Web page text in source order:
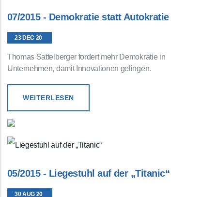
07/2015 - Demokratie statt Autokratie
23 DEC 20
Thomas Sattelberger fordert mehr Demokratie in
Unternehmen, damit Innovationen gelingen.
WEITERLESEN
05/2015 - Liegestuhl auf der „Titanic“
30 AUG 20